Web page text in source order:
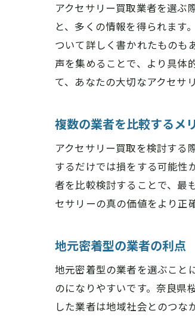
アクセサリー買取業者を選ぶ
と、多くの情報を得られます
ついて詳しく書かれたものも
声を集めることで、より具体
て、あなたの大切なアクセサ
複数の業者を比較するメ
アクセサリー買取を検討する
するだけでは損をする可能性
者を比較検討することで、最
セサリーの真の価値をより正
地元密着型の業者の利点
地元密着型の業者を選ぶこと
のになりやすいです。奈良県
した業者は地域社会とのつ